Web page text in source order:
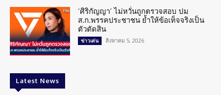
‘ศิริกัญญา’ ไม่หวั่นถูกตรวจสอบ ปม
ส.ก.พรรคประชาชน ย้ำให้ข้อเท็จจริงเป็น
ตัวตัดสิน
ข่าวเด่น สิงหาคม 5, 2026
Latest News